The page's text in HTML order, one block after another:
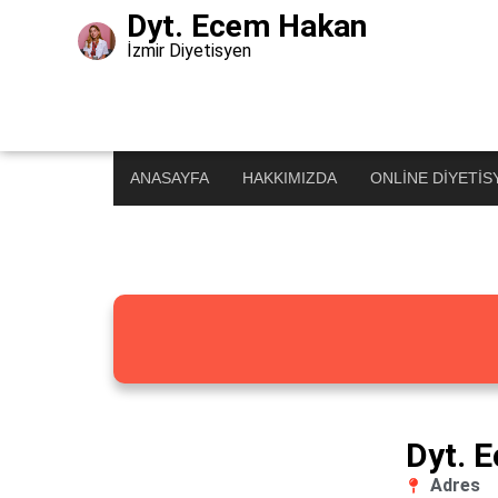
Diyetisyenimi
ANASAYFA HAKKIMIZDA ONLINE
Dyt. Ecem Hakan
İzmir Diyetisyen
Dyt.
Adres